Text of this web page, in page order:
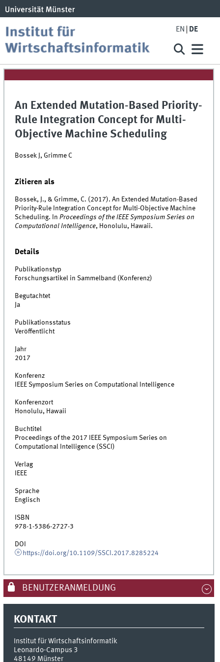
EN DE
An Extended Mutation-Based Priority-
Rule Integration Concept for Multi-
Objective Machine Scheduling
Bossek J, Grimme C
Zitieren als
Bossek, J., & Grimme, C. (2017). An Extended Mutation-Based
Priority-Rule Integration Concept for Multi-Objective Machine
Scheduling. InProceedings of the IEEE Symposium Series on
Computational Intelligence, Honolulu, Hawaii.
Details
Publikationstyp
Forschungsartikel in Sammelband (Konferenz)
Begutachtet
Ja
Publikationsstatus
Veröffentlicht
Jahr
2017
Konferenz
IEEE Symposium Series on Computational Intelligence
Konferenzort
Honolulu, Hawaii
Buchtitel
Proceedings of the 2017 IEEE Symposium Series on
Computational Intelligence (SSCI)
Verlag
IEEE
Sprache
Englisch
ISBN
978-1-5386-2727-3
DOI
https://doi.org/10.1109/SSCI.2017.8285224
BENUTZERANMELDUNG
KONTAKT
Institut für Wirtschaftsinformatik
Leonardo-Campus 3
48149 Münster